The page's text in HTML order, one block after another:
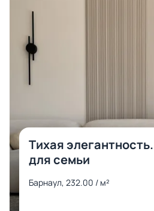
Тихая
для семьи
Барнаул, 232.00 / м²